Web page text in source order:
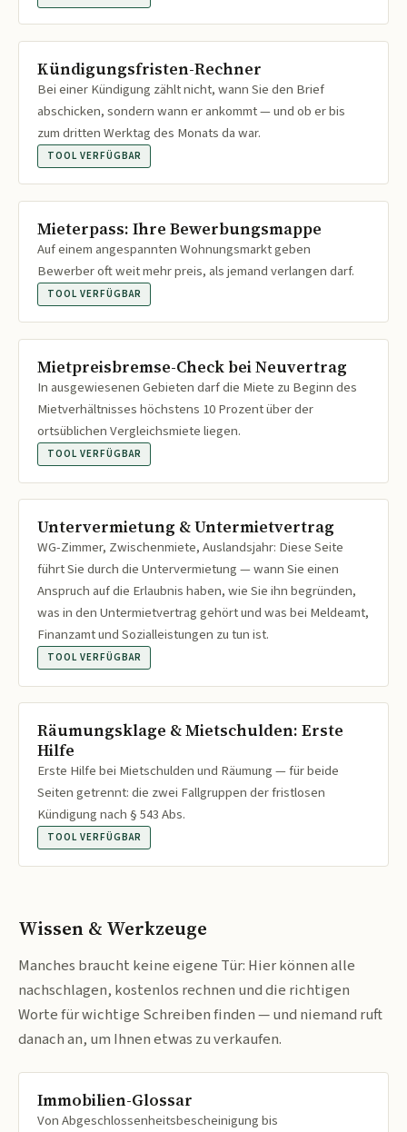
Kündigungsfristen-Rechner
Bei einer Kündigung zählt nicht, wann Sie den Brief
abschicken, sondern wann er ankommt — und ob er bis
zum dritten Werktag des Monats da war.
TOOL VERFÜGBAR
Mieterpass: Ihre Bewerbungsmappe
Auf einem angespannten Wohnungsmarkt geben
Bewerber oft weit mehr preis, als jemand verlangen darf.
TOOL VERFÜGBAR
Mietpreisbremse-Check bei Neuvertrag
In ausgewiesenen Gebieten darf die Miete zu Beginn des
Mietverhältnisses höchstens 10 Prozent über der
ortsüblichen Vergleichsmiete liegen.
TOOL VERFÜGBAR
Untervermietung & Untermietvertrag
WG-Zimmer, Zwischenmiete, Auslandsjahr: Diese Seite
führt Sie durch die Untervermietung — wann Sie einen
Anspruch auf die Erlaubnis haben, wie Sie ihn begründen,
was in den Untermietvertrag gehört und was bei Meldeamt,
Finanzamt und Sozialleistungen zu tun ist.
TOOL VERFÜGBAR
Räumungsklage & Mietschulden: Erste
Hilfe
Erste Hilfe bei Mietschulden und Räumung — für beide
Seiten getrennt: die zwei Fallgruppen der fristlosen
Kündigung nach § 543 Abs.
TOOL VERFÜGBAR
Wissen & Werkzeuge
Manches braucht keine eigene Tür: Hier können alle
nachschlagen, kostenlos rechnen und die richtigen
Worte für wichtige Schreiben finden — und niemand ruft
danach an, um Ihnen etwas zu verkaufen.
Immobilien-Glossar
Von Abgeschlossenheitsbescheinigung bis